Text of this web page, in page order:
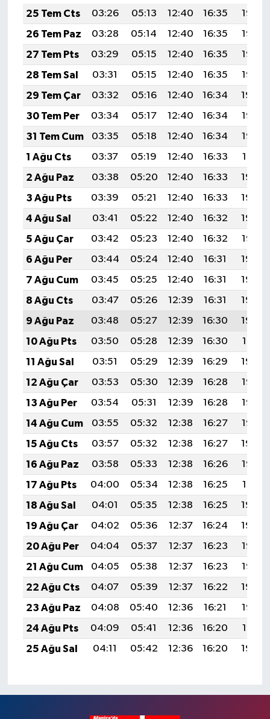
25 Tem Cts
03:26 05:13 12:40 16:35
19:58
26 Tem Paz
03:28 05:14 12:40 16:35
19:57
27 Tem Pts
03:29 05:15 12:40 16:35
19:56
28 Tem Sal
03:31 05:15 12:40 16:35
19:55
29 Tem Çar
03:32 05:16 12:40 16:34
19:54
30 Tem Per
03:34 05:17 12:40 16:34
19:53
31 Tem Cum
03:35 05:18 12:40 16:34
19:52
1 Ağu Cts
03:37 05:19 12:40 16:33
19:51
2 Ağu Paz
03:38 05:20 12:40 16:33
19:50
3 Ağu Pts
03:39 05:21 12:40 16:33
19:49
4 Ağu Sal
03:41 05:22 12:40 16:32
19:48
5 Ağu Çar
03:42 05:23 12:40 16:32
19:47
6 Ağu Per
03:44 05:24 12:40 16:31
19:46
7 Ağu Cum
03:45 05:25 12:40 16:31
19:44
8 Ağu Cts
03:47 05:26 12:39 16:31
19:43
9 Ağu Paz
03:48 05:27 12:39 16:30
19:42
10 Ağu Pts
03:50 05:28 12:39 16:30
19:41
11 Ağu Sal
03:51 05:29 12:39 16:29
19:39
12 Ağu Çar
03:53 05:30 12:39 16:28
19:38
13 Ağu Per
03:54 05:31 12:39 16:28
19:37
14 Ağu Cum
03:55 05:32 12:38 16:27
19:36
15 Ağu Cts
03:57 05:32 12:38 16:27
19:34
16 Ağu Paz
03:58 05:33 12:38 16:26
19:33
17 Ağu Pts
04:00 05:34 12:38 16:25
19:31
18 Ağu Sal
04:01 05:35 12:38 16:25
19:30
19 Ağu Çar
04:02 05:36 12:37 16:24
19:29
20 Ağu Per
04:04 05:37 12:37 16:23
19:27
21 Ağu Cum
04:05 05:38 12:37 16:23
19:26
22 Ağu Cts
04:07 05:39 12:37 16:22
19:24
23 Ağu Paz
04:08 05:40 12:36 16:21
19:23
24 Ağu Pts
04:09 05:41 12:36 16:20
19:21
25 Ağu Sal
04:11 05:42 12:36 16:20 19:20